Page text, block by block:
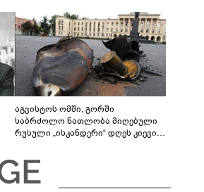
აგვისტოს ომში, გორში
საბრძოლო ნათლობა მიღებული
რუსული „ისკანდერი“ დღეს კიევის